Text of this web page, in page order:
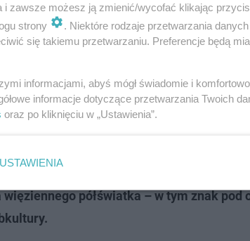
w 2020 roku. Na wolności przebywał
Jak informuje lubelska
że Nowacki przeszedł znaczącą
półświatka – w tym znak pod
i zawsze możesz ją zmienić/wycofać klikając
strony
. Niektóre rodzaje przetwarzania
się takiemu przetwarzaniu. Preferencje będą
informacjami, abyś mógł świadomie i
informacje dotyczące przetwarzania Twoich
oraz po kliknięciu w „Ustawienia”.
USTAWIENIA